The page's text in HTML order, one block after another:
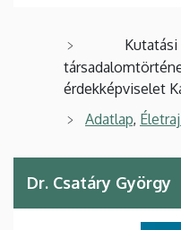
érdekképviselet
Adatlap,
Dr. Csatáry György